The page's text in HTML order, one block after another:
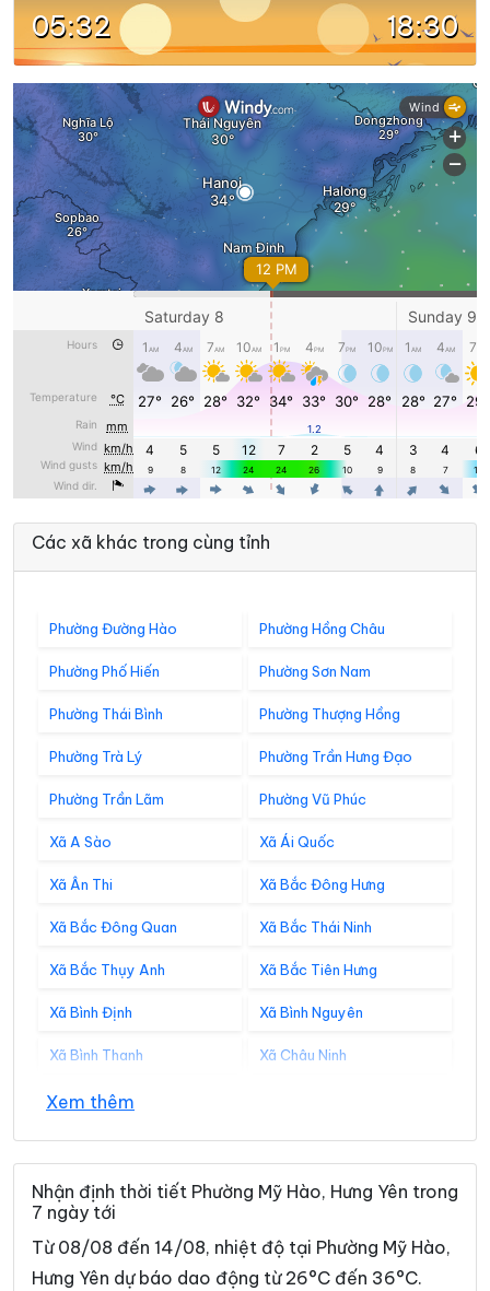
05:32 18:30
Các xã khác trong cùng tỉnh
Phường Đường Hào Phường Hồng Châu
Phường Phố Hiến Phường Sơn Nam
Phường Thái Bình Phường Thượng Hồng
Phường Trà Lý Phường Trần Hưng Đạo
Phường Trần Lãm Phường Vũ Phúc
Xã A Sào Xã Ái Quốc
Xã Ân Thi Xã Bắc Đông Hưng
Xã Bắc Đông Quan Xã Bắc Thái Ninh
Xã Bắc Thụy Anh Xã Bắc Tiên Hưng
Xã Bình Định Xã Bình Nguyên
Xã Bình Thanh Xã Châu Ninh
Xã Chí Minh
Xã Diên Hà Xã Đoàn Đào
Xã Đồng Bằng Xã Đồng Châu
Xã Đông Hưng
Xã Đông Thái Ninh Xã Đông Thụy Anh
Xem thêm
Nhận định thời tiết Phường Mỹ Hào, Hưng Yên trong
7 ngày tới
Từ 08/08 đến 14/08, nhiệt độ tại Phường Mỹ Hào,
Hưng Yên dự báo dao động từ 26°C đến 36°C.